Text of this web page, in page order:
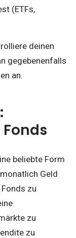
(ETFs,
deinen
gegebenenfalls
an.
beliebte Form
Geld
zu
zu
zu